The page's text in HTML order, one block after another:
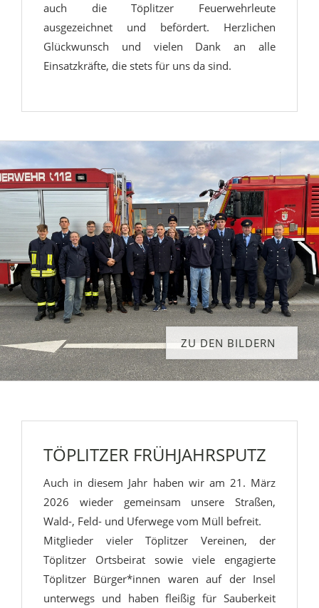
auch die Töplitzer Feuerwehrleute
ausgezeichnet und befördert. Herzlichen
Glückwunsch und vielen Dank an alle
Einsatzkräfte, die stets für uns da sind.
ZU DEN BILDERN
TÖPLITZER FRÜHJAHRSPUTZ
Auch in diesem Jahr haben wir am 21. März
2026 wieder gemeinsam unsere Straßen,
Wald-, Feld- und Uferwege vom Müll befreit.
Mitglieder vieler Töplitzer Vereinen, der
Töplitzer Ortsbeirat sowie viele engagierte
Töplitzer Bürger*innen waren auf der Insel
unterwegs und haben fleißig für Sauberkeit